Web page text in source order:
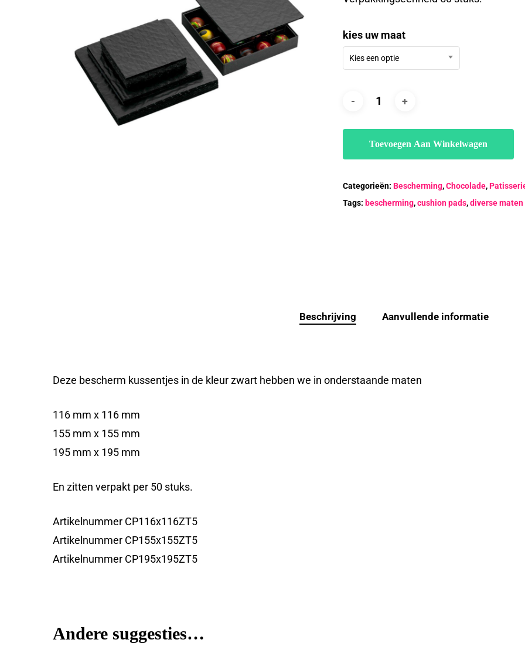
kies uw maat
Kies een optie
Toevoegen Aan Winkelwagen
Categorieën: Bescherming,Chocolade,
Tags: bescherming,cushion pads,diverse maten
Beschrijving Aanvullende informatie
Deze bescherm kussentjes in de kleur zwart hebben we in onderstaande maten
116 mm x 116 mm
155 mm x 155 mm
195 mm x 195 mm
En zitten verpakt per 50 stuks.
Artikelnummer CP116x116ZT5
Artikelnummer CP155x155ZT5
Artikelnummer CP195x195ZT5
Andere suggesties…